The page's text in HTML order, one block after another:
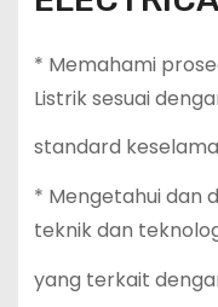
* Memahami
Listrik sesuai
standard
* Mengetahui dan
teknik dan
yang terkait